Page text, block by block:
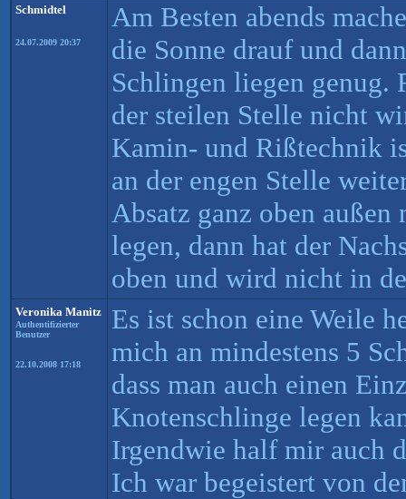
Schmidtel
24.07.2009 20:37
Am Besten abends
die Sonne drauf und
Schlingen liegen genug.
der steilen Stelle nicht
Kamin- und Rißtechnik
an der engen Stelle
Absatz ganz oben außen
legen, dann hat der
oben und wird nicht in
Veronika Manitz
Authentifizierter
Benutzer
22.10.2008 17:18
Es ist schon eine Weile
mich an mindestens 5
dass man auch einen
Knotenschlinge legen
Irgendwie half mir auch
Ich war begeistert von